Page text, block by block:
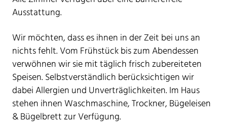
Ausstattung.
Wir möchten, dass es ihnen in der Zeit bei uns an
nichts fehlt. Vom Frühstück bis zum Abendessen
verwöhnen wir sie mit täglich frisch zubereiteten
Speisen. Selbstverständlich berücksichtigen wir
dabei Allergien und Unverträglichkeiten. Im Haus
stehen ihnen Waschmaschine, Trockner, Bügeleisen
& Bügelbrett zur Verfügung.